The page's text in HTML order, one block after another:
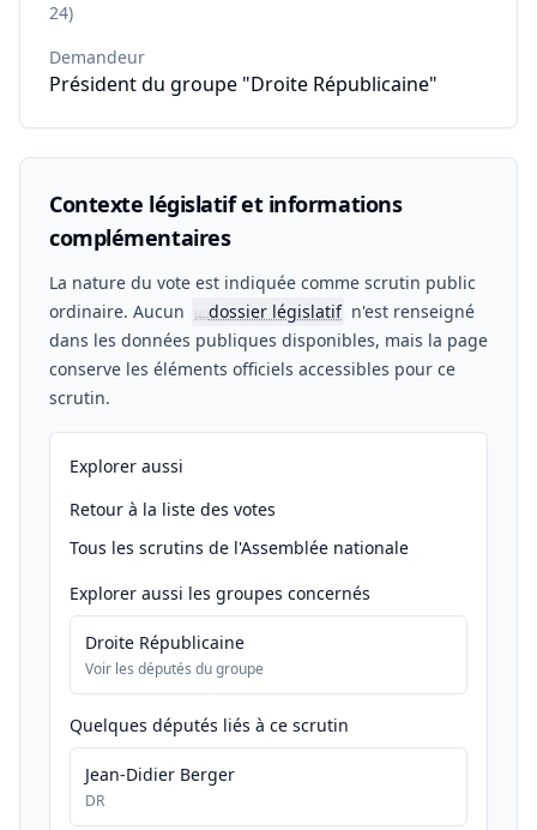
24)
Demandeur
Président du groupe "Droite Républicaine"
Contexte législatif et informations
complémentaires
La nature du vote est indiquée comme scrutin public
ordinaire. Aucun
📖dossier législatif n'est renseigné
dans les données publiques disponibles, mais la page
conserve les éléments officiels accessibles pour ce
scrutin.
Explorer aussi
Retour à la liste des votes
Tous les scrutins de l'Assemblée nationale
Explorer aussi les groupes concernés
Droite Républicaine
Voir les députés du groupe
Quelques députés liés à ce scrutin
Jean-Didier Berger
DR